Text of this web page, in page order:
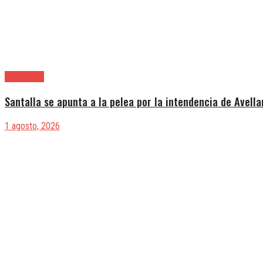
Santalla se apunta a la pelea por la intendencia de
1 agosto, 2026